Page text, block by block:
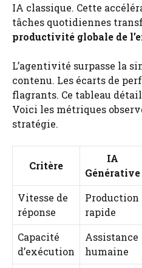
IA classique. Cette
tâches quotidiennes
productivité globale de
L’agentivité surpasse la
contenu. Les écarts de
flagrants. Ce tableau
Voici les métriques
stratégie.
Critère
IA
Générative
Vitesse de
réponse
Production
rapide
Capacité
d’exécution
Assistance
humaine